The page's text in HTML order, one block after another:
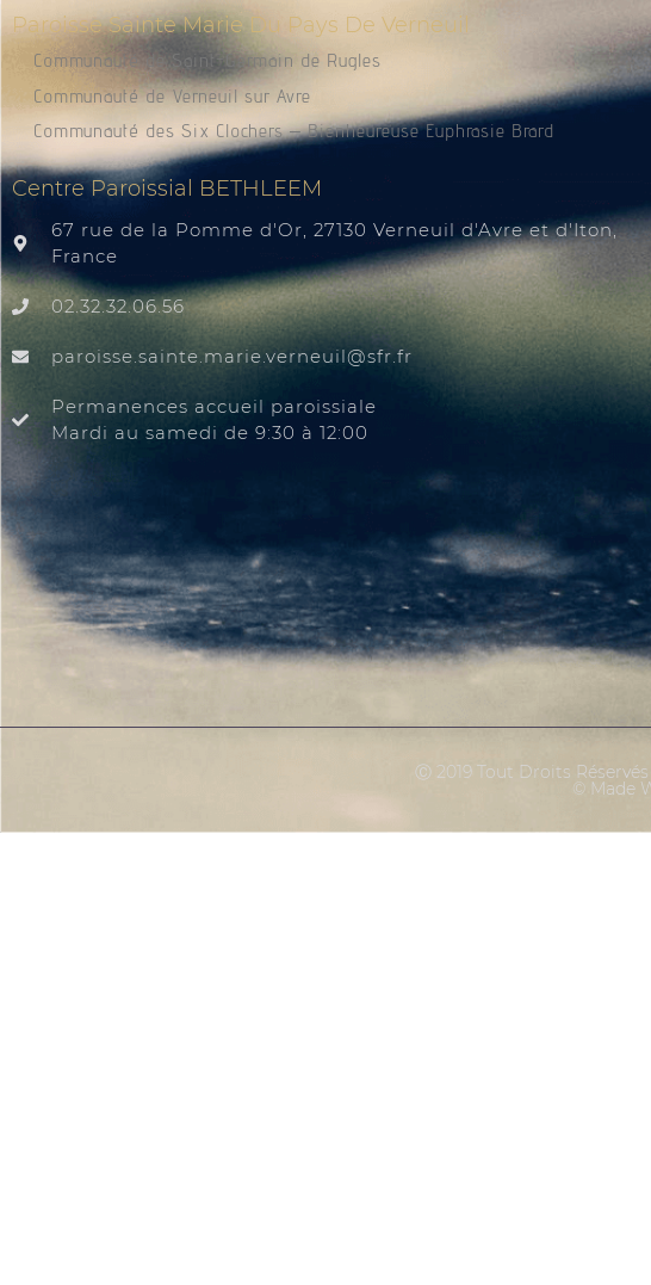
Paroisse Sainte Marie Du Pays De Verneuil
Communauté de Saint-Germain de Rugles
Communauté de Verneuil sur Avre
Communauté des Six Clochers – Bienheureuse Euphrasie Brard
Centre Paroissial BETHLEEM
67 rue de la Pomme d'Or, 27130 Verneuil d'Avre et d'Iton,
France
02.32.32.06.56
rf.rfs
@liuenrev.eiram.etnias.essiorap
Permanences accueil paroissiale
Mardi au samedi de 9:30 à 12:00
Ⓒ 2019 Tout Droits
© Made